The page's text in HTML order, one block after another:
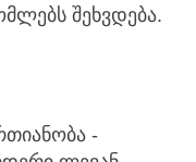
შეხვდება.
-